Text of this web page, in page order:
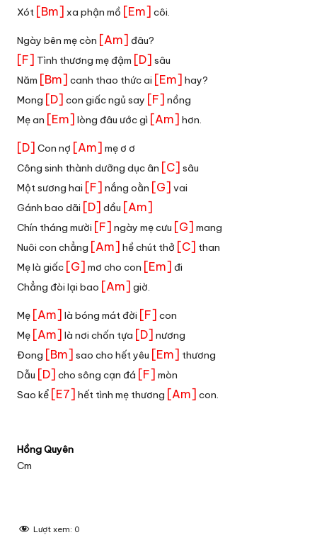
Xót [Bm] xa phận mồ [Em] côi.
Ngày bên mẹ còn [Am] đâu?
[F] Tình thương mẹ đậm [D] sâu
Năm [Bm] canh thao thức ai [Em] hay?
Mong [D] con giấc ngủ say [F] nồng
Mẹ an [Em] lòng đâu ước gì [Am] hơn.
[D] Con nợ [Am] mẹ ơ ơ
Công sinh thành dưỡng dục ân [C] sâu
Một sương hai [F] nắng oằn [G] vai
Gánh bao dãi [D] dầu [Am]
Chín tháng mười [F] ngày mẹ cưu [G] mang
Nuôi con chẳng [Am] hề chút thở [C] than
Mẹ là giấc [G] mơ cho con [Em] đi
Chẳng đòi lại bao [Am] giờ.
Mẹ [Am] là bóng mát đời [F] con
Mẹ [Am] là nơi chốn tựa [D] nương
Đong [Bm] sao cho hết yêu [Em] thương
Dẫu [D] cho sông cạn đá [F] mòn
Sao kể [E7] hết tình mẹ thương [Am] con.
Hồng Quyên
Cm
Lượt xem: 0